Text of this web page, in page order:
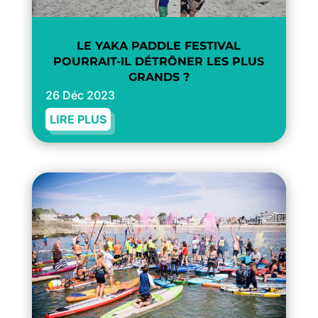
LE YAKA PADDLE FESTIVAL
POURRAIT-IL DÉTRÔNER LES PLUS
GRANDS ?
26 Déc 2023
LIRE PLUS